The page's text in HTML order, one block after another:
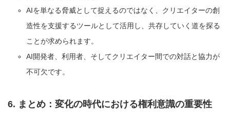
AIを単なる脅威として捉えるのではなく、クリエイターの創
造性を支援するツールとして活用し、共存していく道を探る
ことが求められます。
AI開発者、利用者、そしてクリエイター間での対話と協力が
不可欠です。
6. まとめ：変化の時代における権利意識の重要性